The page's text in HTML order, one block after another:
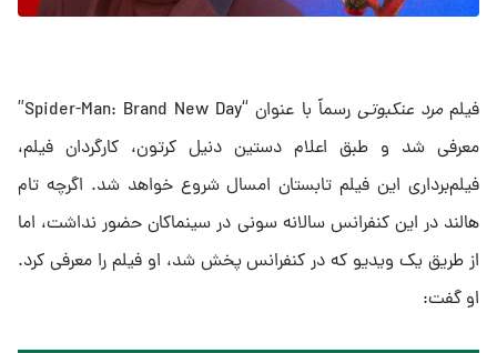
فیلممرد عنکبوتی
رسماً با عنوان “Spider-Man: Brand New Day”
معرفی شد و طبق اعلام دستین دنیل کرتون، کارگردان فیلم،
فیلم‌برداری این فیلم تابستان امسال شروع خواهد شد. اگرچه تام
هالند در این کنفرانس سالانه سونی در سینماکان حضور نداشت، اما
از طریق یک ویدیو که در کنفرانس پخش شد، او فیلم را معرفی کرد.
او گفت: